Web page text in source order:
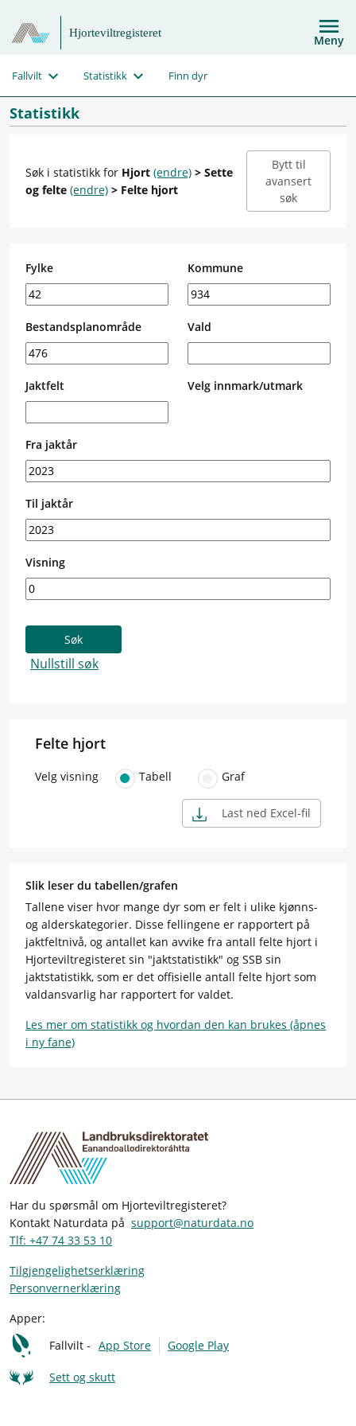
Hjorteviltregisteret Meny
Fallvilt Statistikk Finn dyr
Statistikk
Søk i statistikk for Hjort (endre) > Sette
og felte (endre) > Felte hjort
Bytt til
avansert
søk
Fylke Kommune
Bestandsplanområde Vald
Jaktfelt Velg innmark/utmark
Fra jaktår
Til jaktår
Visning
Felte hjort
Velg visning Tabell Graf
Last ned Excel-fil
Slik leser du tabellen/grafen
Tallene viser hvor mange dyr som er felt i ulike kjønns-
og alderskategorier. Disse fellingene er rapportert på
jaktfeltnivå, og antallet kan avvike fra antall felte hjort i
Hjorteviltregisteret sin "jaktstatistikk" og SSB sin
jaktstatistikk, som er det offisielle antall felte hjort som
valdansvarlig har rapportert for valdet.
Les mer om statistikk og hvordan den kan brukes (åpnes
i ny fane)
Har du spørsmål om Hjorteviltregisteret?
Kontakt Naturdata på support@naturdata.no
Tlf: +47 74 33 53 10
Tilgjengelighetserklæring
Personvernerklæring
Apper:
Fallvilt - App Store Google Play
Sett og skutt